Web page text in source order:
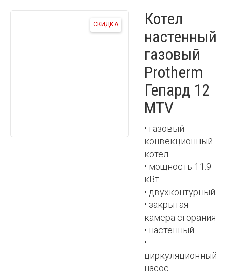
СКИДКА
Котел
настенный
газовый
Protherm
Гепард 12
MTV
• газовый
конвекционный
котел
• мощность 11.9
кВт
• двухконтурный
• закрытая
камера сгорания
• настенный
•
циркуляционный
насос